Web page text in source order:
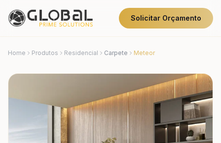
Solicitar Orçamento
Home Produtos Residencial Carpete Meteor